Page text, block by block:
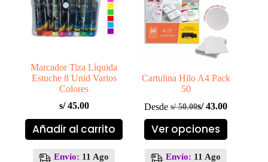
Marcador Tiza Líquida
Estuche 8 Unid Varios
Colores
s/45.00
Añadir al carrito
Envío: 11 Ago
Cartulina Hilo A4 Pack
50
Desdes/50.00El
precio
original
era:
S/ 50.00.
s/43.00
El
precio
actual
es:
S/ 43.00.
Ver opciones
Este
producto
múltiples
Envío: 11 Ago